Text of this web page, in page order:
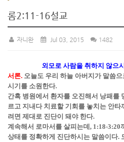
롬2:11-16설교
자니완 Jul 03, 2015 1482
외모로 사람을 취하지 않으
서론. 오늘도 우리 하늘 아버지가 말씀
시기를 소원한다.
간혹 병원에서 환자를 오진해서 낭패를
르고 지내다 치료할 기회를 놓치는 안
려면 제대로 진단이 돼야 한다.
계속해서 로마서를 살피는데, 1:18-3:20
상태를 정확하게 진단하시는 말씀이다.